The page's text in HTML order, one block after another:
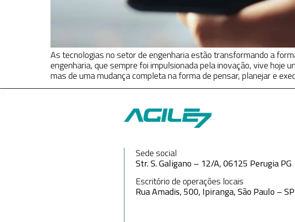
As tecnologias no setor de engenharia estão transformando a
engenharia, que sempre foi impulsionada pela inovação, vive
mas de uma mudança completa na forma de pensar, planejar e
Sede social
Str. S. Galigano – 12/A, 06125 Perugia PG
Escritório de operações locais
Rua Amadis, 500, Ipiranga, São Paulo – SP